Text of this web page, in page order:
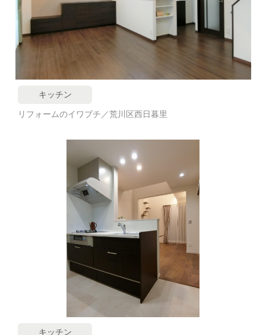
キッチン
リフォームのイワブチ／荒川区西日暮里
キッチン